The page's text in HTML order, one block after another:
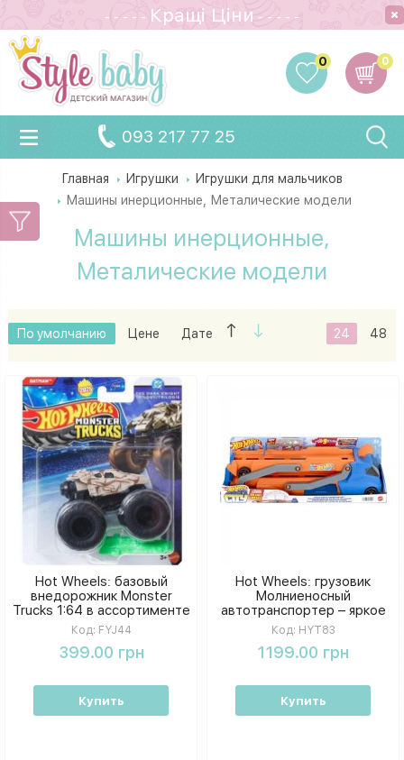
- - - - - Кращi Цiни - - - - -
0
0
093 217 77 25
Главная Игрушки
Игрушки для мальчиков
Машины инерционные, Металические модели
Машины инерционные,
Металические модели
По умолчанию Цене Дате 24 48
Hot Wheels: базовый
внедорожник Monster
Trucks 1:64 в ассортименте
Код: FYJ44
399.00 грн
Купить
Hot Wheels: грузовик
Молниеносный
автотранспортер – яркое
ассорти.
Код: HYT83
1199.00 грн
Купить